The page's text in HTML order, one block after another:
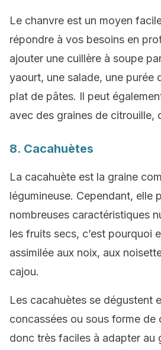
Le chanvre est un moyen
répondre à vos besoins en
ajouter une cuillère à soupe
yaourt, une salade, une purée
plat de pâtes. Il peut
avec des graines de citrouille,
8. Cacahuètes
La cacahuète est la graine
légumineuse. Cependant, elle
nombreuses caractéristiques
les fruits secs, c’est pourquoi
assimilée aux noix, aux
cajou.
Les cacahuètes se dégustent
concassées ou sous forme de
donc très faciles à adapter au